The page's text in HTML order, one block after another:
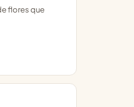
flores que